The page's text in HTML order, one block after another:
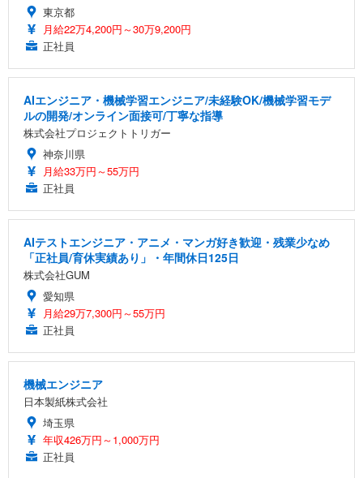
東京都
月給22万4,200円～30万9,200円
正社員
AIエンジニア・機械学習エンジニア/未経験OK/機械学習モデ
ルの開発/オンライン面接可/丁寧な指導
株式会社プロジェクトトリガー
神奈川県
月給33万円～55万円
正社員
AIテストエンジニア・アニメ・マンガ好き歓迎・残業少なめ
「正社員/育休実績あり」・年間休日125日
株式会社GUM
愛知県
月給29万7,300円～55万円
正社員
機械エンジニア
日本製紙株式会社
埼玉県
年収426万円～1,000万円
正社員